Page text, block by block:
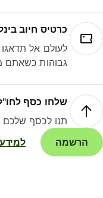
כרטיס חיוב
לעולם אל תדאגו
גבוהות כשאתם
שלחו כסף לחו"ל,
תנו לכסף שלכם
הרשמה
למידע